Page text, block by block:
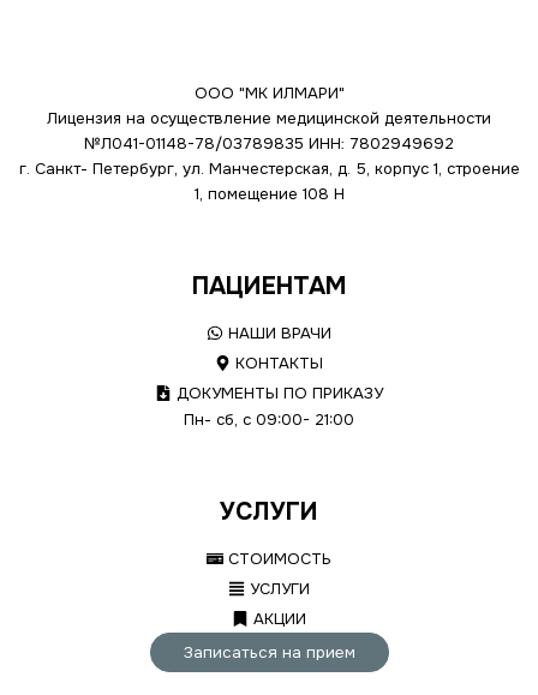
ООО "МК ИЛМАРИ"
Лицензия на осуществление медицинской деятельности
№Л041-01148-78/03789835 ИНН: 7802949692
г. Санкт- Петербург, ул. Манчестерская, д. 5, корпус 1, строение
1, помещение 108 Н
ПАЦИЕНТАМ
НАШИ ВРАЧИ
КОНТАКТЫ
ДОКУМЕНТЫ ПО ПРИКАЗУ
Пн- сб, с 09:00- 21:00
УСЛУГИ
СТОИМОСТЬ
УСЛУГИ
АКЦИИ
Записаться на прием